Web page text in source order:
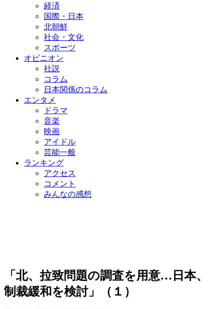
経済
国際・日本
北朝鮮
社会・文化
スポーツ
オピニオン
社説
コラム
日本関係のコラム
エンタメ
ドラマ
音楽
映画
アイドル
芸能一般
ランキング
アクセス
コメント
みんなの感想
「北、拉致問題の調査を用意…日本、
制裁緩和を検討」（１）